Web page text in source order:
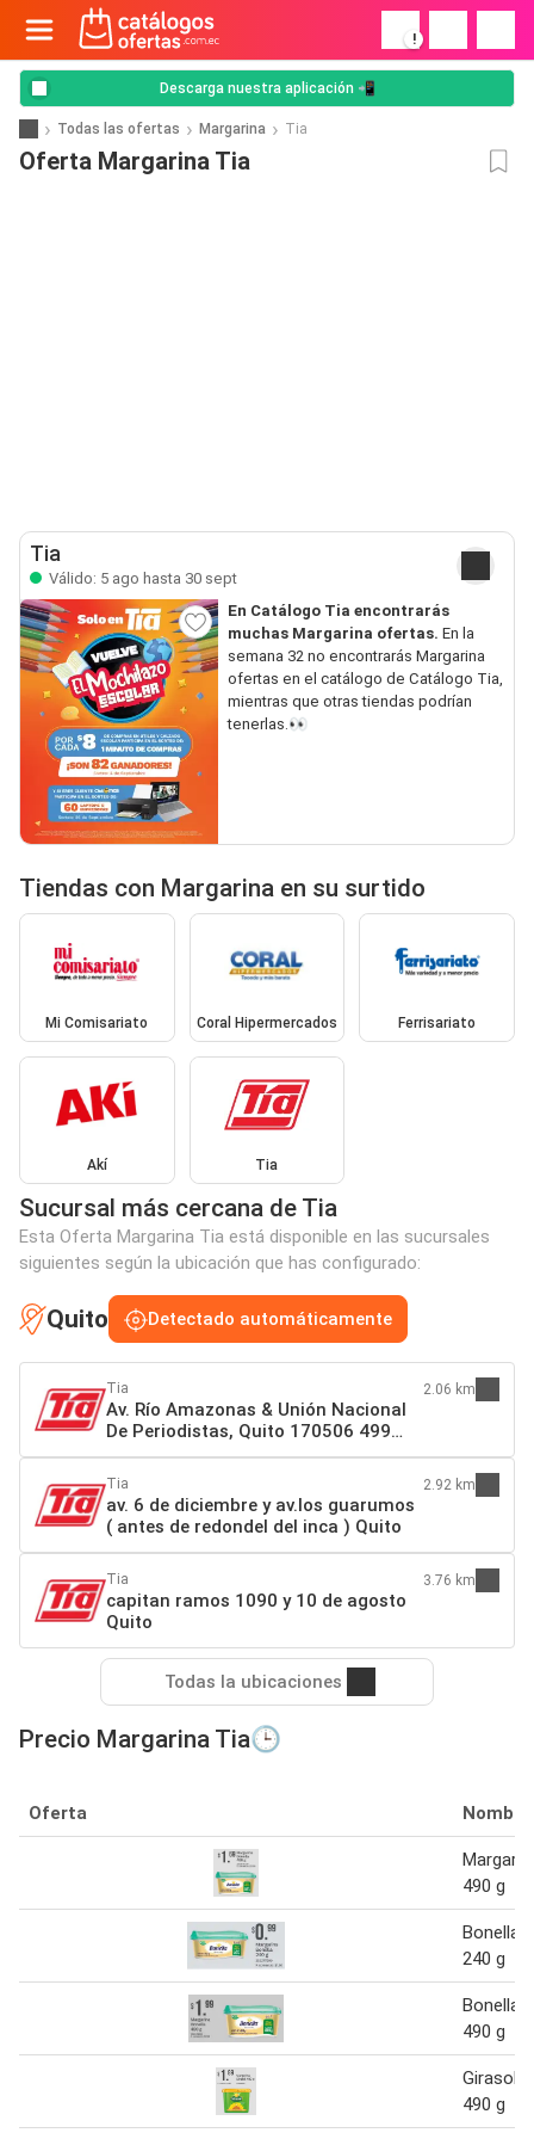
!
Descarga nuestra aplicación 📲
Todas las ofertas Margarina Tia
Oferta Margarina Tia
Tia
Válido: 5 ago hasta 30 sept
En Catálogo Tia encontrarás
muchas Margarina ofertas. En la
semana 32 no encontrarás Margarina
ofertas en el catálogo de Catálogo Tia,
mientras que otras tiendas podrían
tenerlas.👀
Tiendas con Margarina en su surtido
Mi Comisariato Coral Hipermercados Ferrisariato
Akí Tia
Sucursal más cercana de Tia
Esta Oferta Margarina Tia está disponible en las sucursales
siguientes según la ubicación que has configurado:
Quito Detectado automáticamente
Tia
Av. Río Amazonas & Unión Nacional
De Periodistas, Quito 170506 499
Quito
2.06 km
Tia
av. 6 de diciembre y av.los guarumos
( antes de redondel del inca ) Quito
2.92 km
Tia
capitan ramos 1090 y 10 de agosto
Quito
3.76 km
Todas la ubicaciones
Precio Margarina Tia🕒
Oferta Nombre
490 g
Bonella
240 g
Bonella
490 g
Girasol
490 g